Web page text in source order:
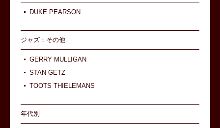
DUKE PEARSON
ジャズ：その他
GERRY MULLIGAN
STAN GETZ
TOOTS THIELEMANS
年代別